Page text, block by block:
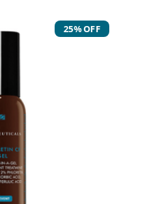
25% OFF